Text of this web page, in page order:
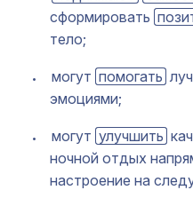
сформировать
тело;
могут помогать
эмоциями;
могут улучшить
ночной отдых
настроение на